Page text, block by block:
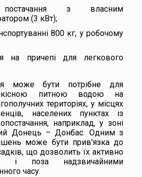
з власним
(3 кВт);
800 кг, у робочому
на причепі для легкового
може бути потрібне для
якісною питною водою на
територіях, у місцях
населених пунктах із
наприклад, у зоні
Донець – Донбас. Одним з
може бути прив'язка до
що дозволить їх активно
і поза надзвичайними
часу.